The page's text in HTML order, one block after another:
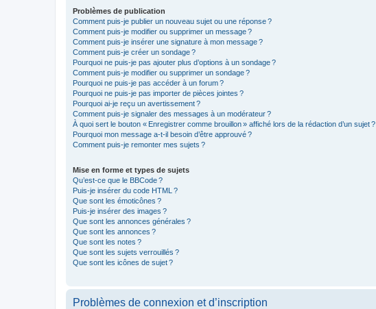
Problèmes de publication
Comment puis-je publier un nouveau sujet ou une réponse ?
Comment puis-je modifier ou supprimer un message ?
Comment puis-je insérer une signature à mon message ?
Comment puis-je créer un sondage ?
Pourquoi ne puis-je pas ajouter plus d’options à un sondage ?
Comment puis-je modifier ou supprimer un sondage ?
Pourquoi ne puis-je pas accéder à un forum ?
Pourquoi ne puis-je pas importer de pièces jointes ?
Pourquoi ai-je reçu un avertissement ?
Comment puis-je signaler des messages à un modérateur ?
À quoi sert le bouton « Enregistrer comme brouillon » affiché lors de la rédaction d’un sujet ?
Pourquoi mon message a-t-il besoin d’être approuvé ?
Comment puis-je remonter mes sujets ?
Mise en forme et types de sujets
Qu’est-ce que le BBCode ?
Puis-je insérer du code HTML ?
Que sont les émoticônes ?
Puis-je insérer des images ?
Que sont les annonces générales ?
Que sont les annonces ?
Que sont les notes ?
Que sont les sujets verrouillés ?
Que sont les icônes de sujet ?
Problèmes de connexion et d’inscription